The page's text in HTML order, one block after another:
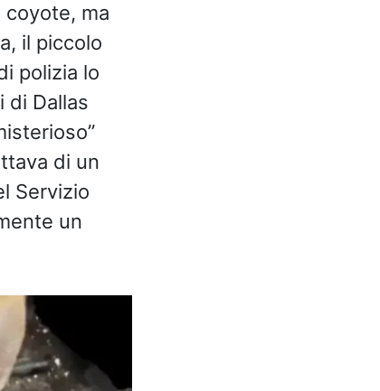
ma
il piccolo
polizia lo
di Dallas
di un
Servizio
un